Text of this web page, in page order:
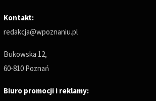
Kontakt:
redakcja@wpoznaniu.pl
Bukowska 12,
60-810 Poznań
Biuro promocji i reklamy: